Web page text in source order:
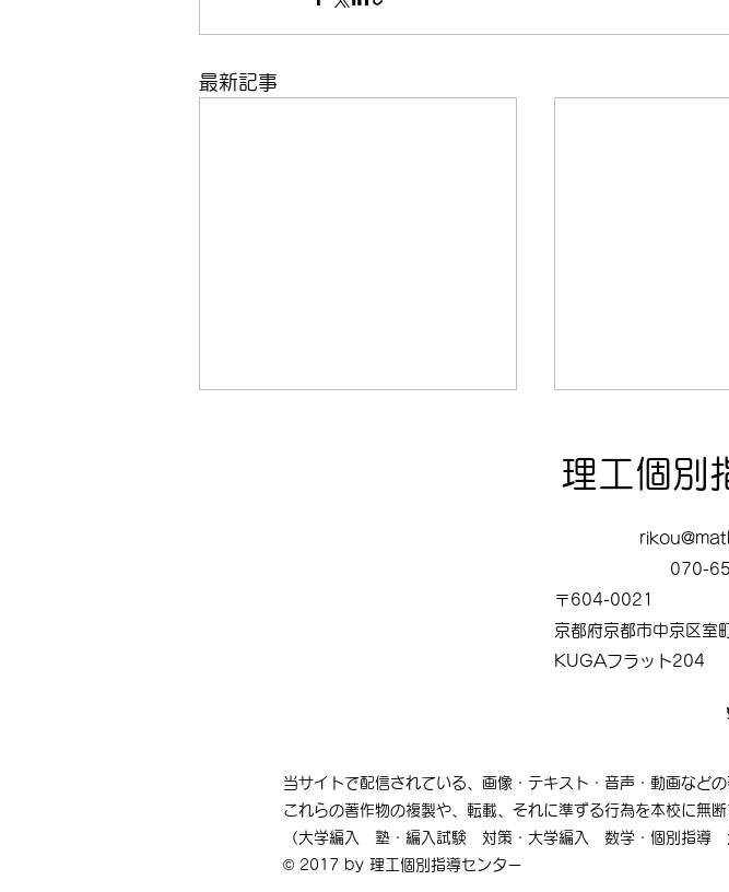
最新記事
芸繊維大学 工
理工個別
070-
〒604-0021
京都府京都市中京区室
KUGAフラット204
当サイトで配信されている、画像・テキスト・音声・動画など
これらの著作物の複製や、転載、それに準ずる行為を本校に無
（大学編入 塾・編入試験 対策・大学編入 数学・個別指導
© 2017 by 理工個別指導センター